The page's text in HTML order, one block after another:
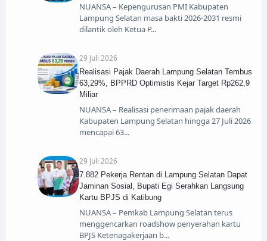
NUANSA – Kepengurusan PMI Kabupaten
Lampung Selatan masa bakti 2026-2031 resmi
dilantik oleh Ketua P
29 Juli 2026
Realisasi Pajak Daerah Lampung Selatan Tembus
63,29%, BPPRD Optimistis Kejar Target Rp262,9
Miliar
NUANSA – Realisasi penerimaan pajak daerah
Kabupaten Lampung Selatan hingga 27 Juli 2026
mencapai 63
29 Juli 2026
7.882 Pekerja Rentan di Lampung Selatan Dapat
Jaminan Sosial, Bupati Egi Serahkan Langsung
Kartu BPJS di Katibung
NUANSA – Pemkab Lampung Selatan terus
menggencarkan roadshow penyerahan kartu
BPJS Ketenagakerjaan b